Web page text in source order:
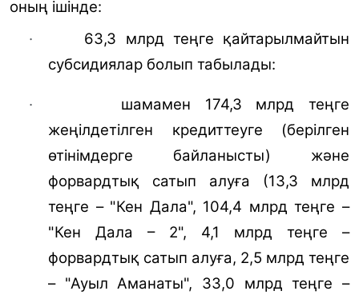
оның ішінде:
·
63,3 млрд теңге қайтарылмайтын
субсидиялар болып табылады:
·
шамамен 174,3 млрд теңге
жеңілдетілген кредиттеуге (берілген
өтінімдерге байланысты) және
форвардтық сатып алуға (13,3 млрд
теңге – "Кен Дала", 104,4 млрд теңге –
"Кен Дала – 2", 4,1 млрд теңге –
форвардтық сатып алуға, 2,5 млрд теңге
– "Ауыл Аманаты", 33,0 млрд теңге –